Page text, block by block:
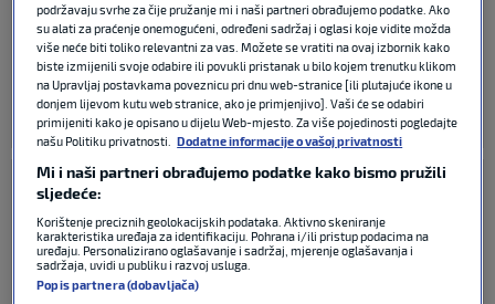
Danska rukometna reprezentacija
je napokon izgubila nakon 26
uzastopnih pobjeda
RUKOMET 13. ožu 2025 0
Karabatić se nakon poraza od
spomenuo u oproštajnom govoru
RUKOMET 25. velj 2025
podržavaju svrhe za čije pružanje mi i naši partneri obrađujemo podatke. Ako
su alati za praćenje onemogućeni, određeni sadržaj i oglasi koje vidite možda
više neće biti toliko relevantni za vas. Možete se vratiti na ovaj izbornik kako
biste izmijenili svoje odabire ili povukli pristanak u bilo kojem trenutku klikom
na Upravljaj postavkama poveznicu pri dnu web-stranice [ili plutajuće ikone u
donjem lijevom kutu web stranice, ako je primjenjivo]. Vaši će se odabiri
primijeniti kako je opisano u dijelu Web-mjesto. Za više pojedinosti pogledajte
našu Politiku privatnosti.
Dodatne informacije o vašoj privatnosti
Mi i naši partneri obrađujemo podatke kako bismo pružili
sljedeće:
Korištenje preciznih geolokacijskih podataka. Aktivno skeniranje
karakteristika uređaja za identifikaciju. Pohrana i/ili pristup podacima na
uređaju. Personalizirano oglašavanje i sadržaj, mjerenje oglašavanja i
sadržaja, uvidi u publiku i razvoj usluga.
Popis partnera (dobavljača)